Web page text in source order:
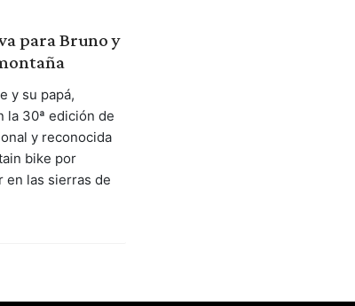
para Bruno y
y su papá,
la 30ª edición de
y reconocida
bike por
en las sierras de